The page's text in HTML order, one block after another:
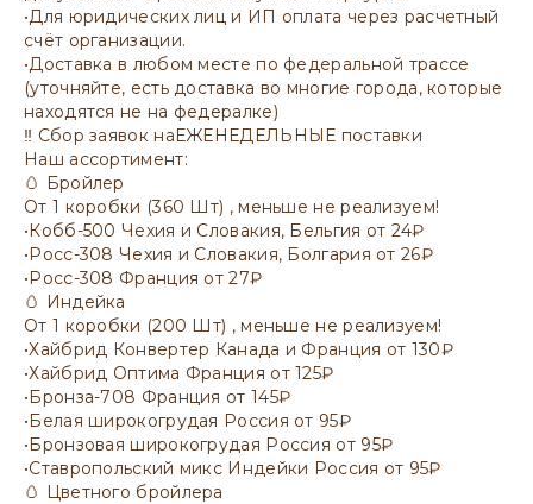
•Для юридических лиц и ИП оплата через расчетный
счёт организации.
•Доставка в любом месте по федеральной трассе
(уточняйте, есть доставка во многие города, которые
находятся не на федералке)
‼️ Сбор заявок наЕЖЕНЕДЕЛЬНЫЕ поставки
Наш ассортимент:
🥚 Бройлер
От 1 коробки (360 Шт) , меньше не реализуем!
•Кобб-500 Чехия и Словакия, Бельгия от 24₽
•Росс-308 Чехия и Словакия, Болгария от 26₽
•Росс-308 Франция от 27₽
🥚 Индейка
От 1 коробки (200 Шт) , меньше не реализуем!
•Хайбрид Конвертер Канада и Франция от 130₽
•Хайбрид Оптима Франция от 125₽
•Бронза-708 Франция от 145₽
•Белая широкогрудая Россия от 95₽
•Бронзовая широкогрудая Россия от 95₽
•Ставропольский микс Индейки Россия от 95₽
🥚 Цветного бройлера